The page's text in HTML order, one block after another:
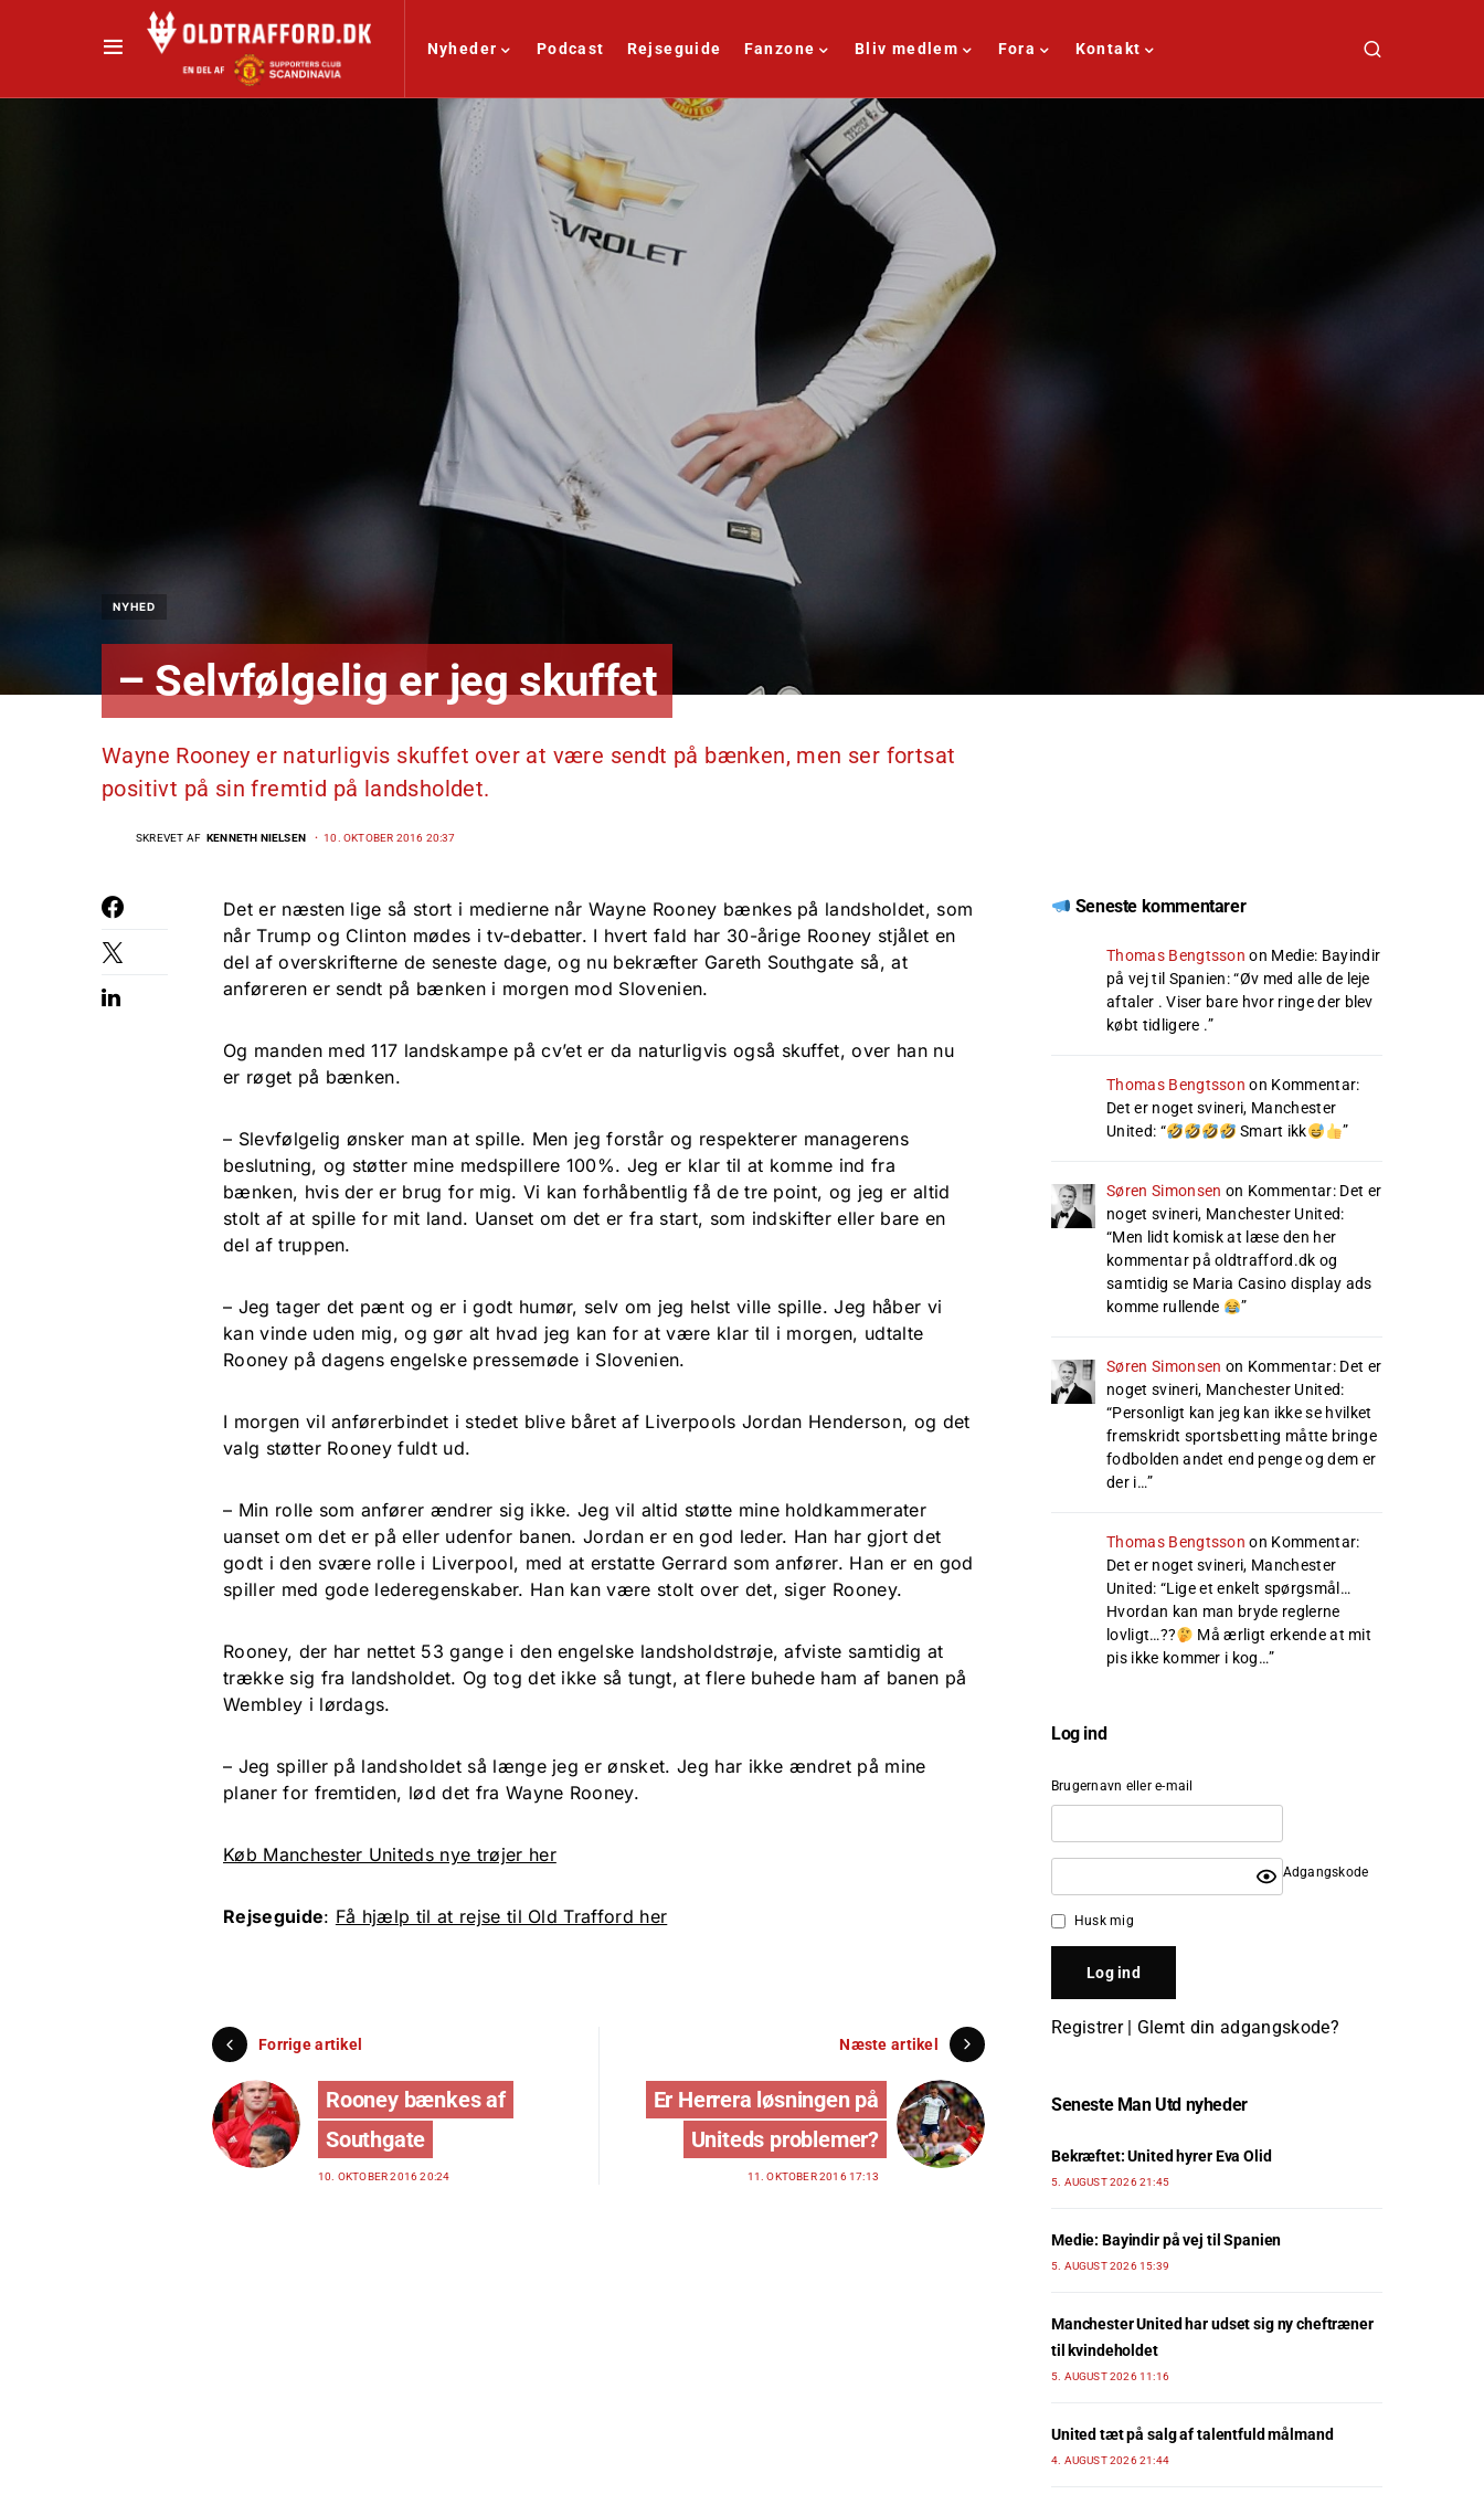
Nyheder Podcast Rejseguide Fanzone Bliv medlem Fora Kontakt
NYHED
– Selvfølgelig er jeg skuffet
Wayne Rooney er naturligvis skuffet over at være sendt på bænken, men ser fortsat
positivt på sin fremtid på landsholdet.
SKREVET AF KENNETH NIELSEN 10. OKTOBER 2016 20:37
Det er næsten lige så stort i medierne når Wayne Rooney bænkes på landsholdet, som
når Trump og Clinton mødes i tv-debatter. I hvert fald har 30-årige Rooney stjålet en
del af overskrifterne de seneste dage, og nu bekræfter Gareth Southgate så, at
anføreren er sendt på bænken i morgen mod Slovenien.
Og manden med 117 landskampe på cv’et er da naturligvis også skuffet, over han nu
er røget på bænken.
– Slevfølgelig ønsker man at spille. Men jeg forstår og respekterer managerens
beslutning, og støtter mine medspillere 100%. Jeg er klar til at komme ind fra
bænken, hvis der er brug for mig. Vi kan forhåbentlig få de tre point, og jeg er altid
stolt af at spille for mit land. Uanset om det er fra start, som indskifter eller bare en
del af truppen.
– Jeg tager det pænt og er i godt humør, selv om jeg helst ville spille. Jeg håber vi
kan vinde uden mig, og gør alt hvad jeg kan for at være klar til i morgen, udtalte
Rooney på dagens engelske pressemøde i Slovenien.
I morgen vil anførerbindet i stedet blive båret af Liverpools Jordan Henderson, og det
valg støtter Rooney fuldt ud.
– Min rolle som anfører ændrer sig ikke. Jeg vil altid støtte mine holdkammerater
uanset om det er på eller udenfor banen. Jordan er en god leder. Han har gjort det
godt i den svære rolle i Liverpool, med at erstatte Gerrard som anfører. Han er en god
spiller med gode lederegenskaber. Han kan være stolt over det, siger Rooney.
Rooney, der har nettet 53 gange i den engelske landsholdstrøje, afviste samtidig at
trække sig fra landsholdet. Og tog det ikke så tungt, at flere buhede ham af banen på
Wembley i lørdags.
– Jeg spiller på landsholdet så længe jeg er ønsket. Jeg har ikke ændret på mine
planer for fremtiden, lød det fra Wayne Rooney.
Køb Manchester Uniteds nye trøjer her
Rejseguide: Få hjælp til at rejse til Old Trafford her
Forrige artikel
Rooney bænkes af
Southgate
10. OKTOBER 2016 20:24
Næste artikel
Er Herrera løsningen på
Uniteds problemer?
11. OKTOBER 2016 17:13
Seneste kommentarer
Thomas Bengtsson on Medie: Bayindir
på vej til Spanien: “Øv med alle de leje
aftaler . Viser bare hvor ringe der blev
købt tidligere .”
Thomas Bengtsson on Kommentar:
Det er noget svineri, Manchester
United: “ Smart ikk ”
Søren Simonsen on Kommentar: Det er
noget svineri, Manchester United:
“Men lidt komisk at læse den her
kommentar på oldtrafford.dk og
samtidig se Maria Casino display ads
komme rullende
”
Søren Simonsen on Kommentar: Det er
noget svineri, Manchester United:
“Personligt kan jeg kan ikke se hvilket
fremskridt sportsbetting måtte bringe
fodbolden andet end penge og dem er
der i…”
Thomas Bengtsson on Kommentar:
Det er noget svineri, Manchester
United: “Lige et enkelt spørgsmål…
Hvordan kan man bryde reglerne
lovligt…??
Må ærligt erkende at mit
pis ikke kommer i kog…”
Log ind
Brugernavn eller e-mail
Adgangskode
Husk mig
Registrer| Glemt din adgangskode?
Seneste Man Utd nyheder
Bekræftet: United hyrer Eva Olid
5. AUGUST 2026 21:45
Medie: Bayindir på vej til Spanien
5. AUGUST 2026 15:39
Manchester United har udset sig ny cheftræner
til kvindeholdet
5. AUGUST 2026 11:16
United tæt på salg af talentfuld målmand
4. AUGUST 2026 21:44